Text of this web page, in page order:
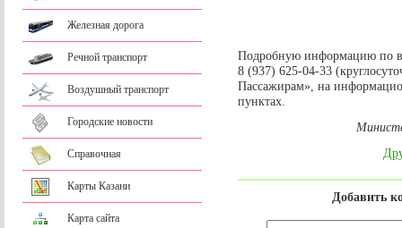
Железная дорога
Речной транспорт
Воздушный транспорт
Городские новости
Справочная
Карты Казани
Карта сайта
Подробную информацию по
8 (937) 625-04-33
Пассажирам», на
пунктах.
Добавить